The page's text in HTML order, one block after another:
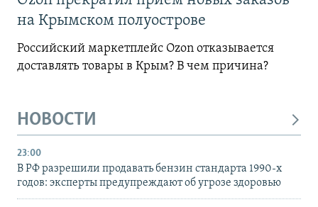
на Крымском полуострове
Российский маркетплейс Ozon отказывается
доставлять товары в Крым? В чем причина?
НОВОСТИ
23:00
В РФ разрешили продавать бензин стандарта 1990-х
годов: эксперты предупреждают об угрозе здоровью